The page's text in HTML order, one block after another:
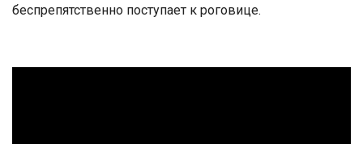
беспрепятственно поступает к роговице.